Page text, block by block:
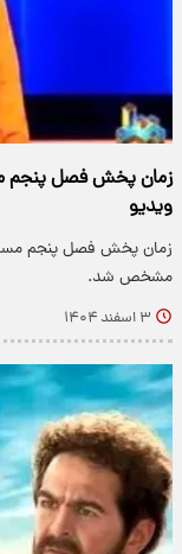
زمان پخش فصل پنجم
ویدیو
زمان پخش فصل پنجم
مشخص شد.
۳ اسفند ۱۴۰۴